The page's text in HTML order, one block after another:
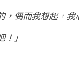
偶而我想起，我
！」